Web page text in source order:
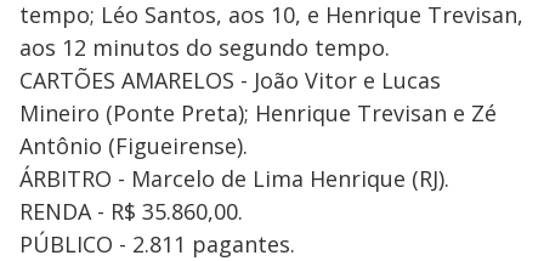
tempo; Léo Santos, aos 10, e Henrique Trevisan,
aos 12 minutos do segundo tempo.
CARTÕES AMARELOS - João Vitor e Lucas
Mineiro (Ponte Preta); Henrique Trevisan e Zé
Antônio (Figueirense).
ÁRBITRO - Marcelo de Lima Henrique (RJ).
RENDA - R$ 35.860,00.
PÚBLICO - 2.811 pagantes.